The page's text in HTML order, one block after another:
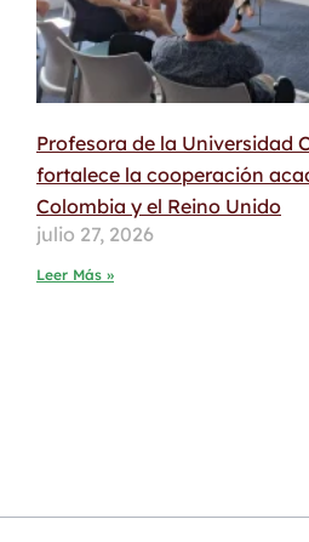
Profesora de la Universidad
fortalece la cooperación
Colombia y el Reino Unido
julio 27, 2026
Leer Más »